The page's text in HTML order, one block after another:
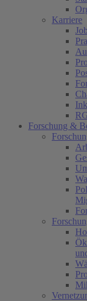
Karriere
Forschung &